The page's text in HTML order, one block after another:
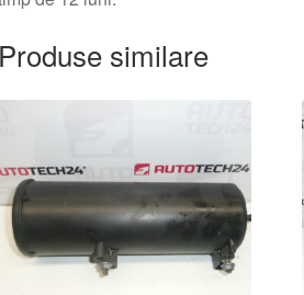
Produse similare